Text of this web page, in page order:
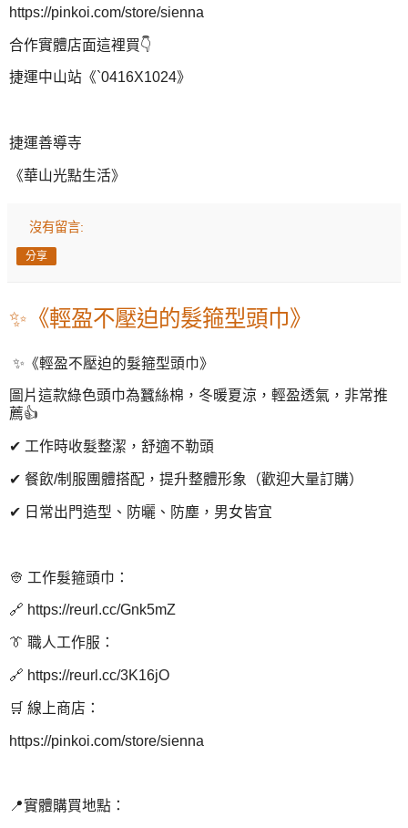
https://pinkoi.com/store/sienna
合作實體店面這裡買👇
捷運中山站《`0416X1024》
捷運善導寺
《華山光點生活》
沒有留言:
分享
✨《輕盈不壓迫的髮箍型頭巾》
✨《輕盈不壓迫的髮箍型頭巾》
圖片這款綠色頭巾為蠶絲棉，冬暖夏涼，輕盈透氣，非常推
薦👍
✔ 工作時收髮整潔，舒適不勒頭
✔ 餐飲/制服團體搭配，提升整體形象（歡迎大量訂購）
✔ 日常出門造型、防曬、防塵，男女皆宜
👳 工作髮箍頭巾：
🔗 https://reurl.cc/Gnk5mZ
👔 職人工作服：
🔗 https://reurl.cc/3K16jO
🛒 線上商店：
https://pinkoi.com/store/sienna
📍實體購買地點：